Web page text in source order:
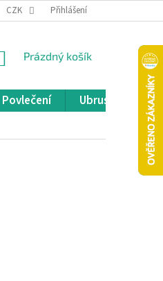
OBCHODNÍ PODMÍNKY
CZK Přihlášení
NÁKUPNÍ
Prázdný košík
Povlečení Ubrusy